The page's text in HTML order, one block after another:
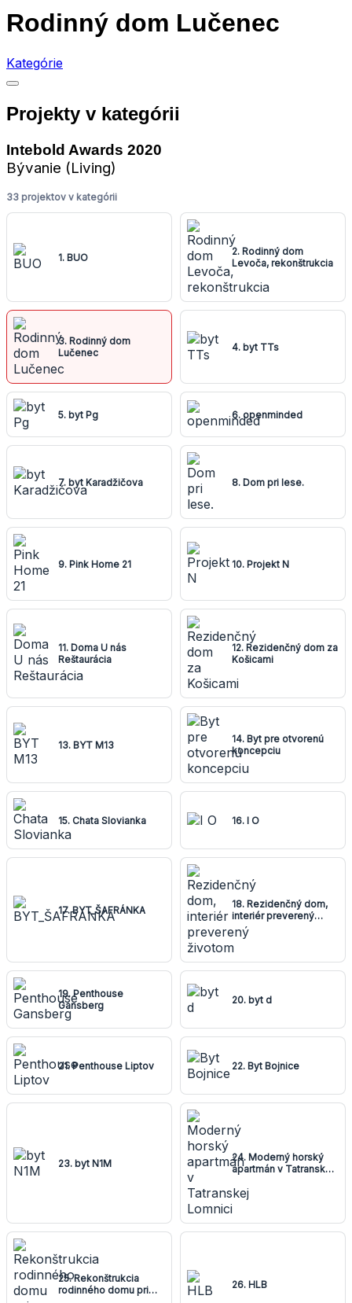
Rodinný dom Lučenec
Kategórie
Projekty v kategórii
Intebold Awards 2020
Bývanie (Living)
33 projektov v kategórii
1. BUO
2. Rodinný dom
Levoča, rekonštrukcia
3. Rodinný dom
Lučenec
4. byt TTs
5. byt Pg 6. openminded
7. byt Karadžičova 8. Dom pri lese.
9. Pink Home 21 10. Projekt N
11. Doma U nás
Reštaurácia
12. Rezidenčný dom za
Košicami
13. BYT M13
14. Byt pre otvorenú
koncepciu
15. Chata Slovianka 16. I O
17. BYT_ŠAFRÁNKA
18. Rezidenčný dom,
interiér preverený
životom
19. Penthouse
Gansberg
20. byt d
21. Penthouse Liptov 22. Byt Bojnice
23. byt N1M
24. Moderný horský
apartmán v Tatranskej
25. Rekonštrukcia
rodinného domu pri
26. HLB